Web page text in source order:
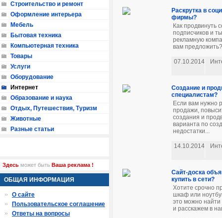
Раскрутка в
фирмы?
Как продвинуть
подписчиков и
рекламную
вам
07.10.2014
Создание и
специалистам?
Если вам нужно
продажи,
создания и
варианта по
недостатки...
14.10.2014
Сайт-доска
купить в сети?
Хотите срочно
шкаф или
это можно
и расскажем в
Строительство и ремонт
Оформление интерьера
Мебель
Бытовая техника
Компьютерная техника
Товары
Услуги
Оборудование
Интернет
Образование и наука
Отдых, Путешествия, Туризм
Животные
Разные статьи
Здесь может быть Ваша реклама !
ОБЩАЯ ИНФОРМАЦИЯ
О сайте
Пользовательское соглашение
Ответы на вопросы